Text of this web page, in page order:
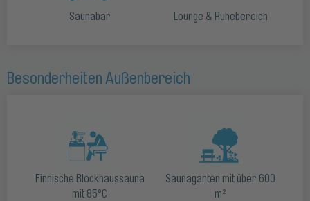
Saunabar Lounge & Ruhebereich
Besonderheiten Außenbereich
Finnische Blockhaussauna
mit 85°C
Saunagarten mit über 600
m²